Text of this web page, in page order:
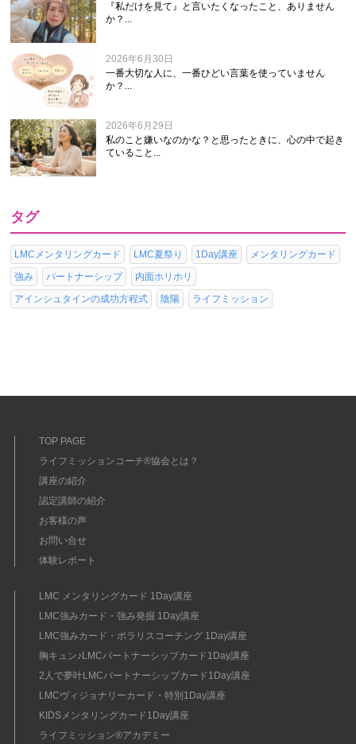
『私だけを見て』と言いたくなったこと、ありません
か？...
2026年6月30日
一番大切な人に、一番ひどい言葉を使っていません
か？...
2026年6月29日
私のこと嫌いなのかな？と思ったときに、心の中で起き
ていること...
タグ
LMCメンタリングカード LMC夏祭り 1Day講座
メンタリングカード
強み
パートナーシップ
内面ホリホリ
アインシュタインの成功方程式
陰陽 ライフミッション
TOP PAGE
ライフミッションコーチ®協会とは？
講座の紹介
認定講師の紹介
お客様の声
お問い合せ
体験レポート
LMC メンタリングカード 1Day講座
LMC強みカード・強み発掘 1Day講座
LMC強みカード・ポラリスコーチング 1Day講座
胸キュン♪LMCパートナーシップカード1Day講座
2人で夢叶LMCパートナーシップカード1Day講座
LMCヴィジョナリーカード・特別1Day講座
KIDSメンタリングカード1Day講座
ライフミッション®︎アカデミー